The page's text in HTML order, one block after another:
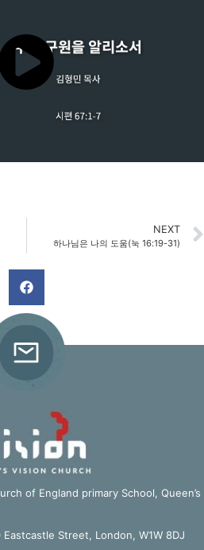
NEXT
하나님은 나의 도움(눅 16:19-31)
of England primary School, Queen’s
Street, London, W1W 8DJ